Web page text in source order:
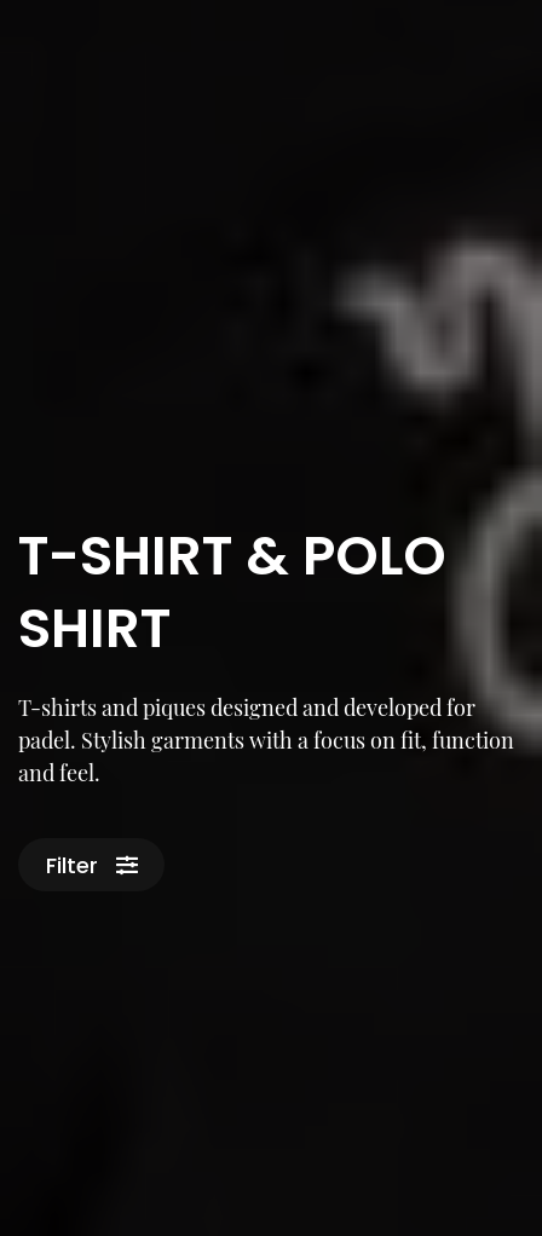
T-SHIRT & POLO
SHIRT
T-shirts and piques designed and developed for
padel. Stylish garments with a focus on fit, function
and feel.
Filter